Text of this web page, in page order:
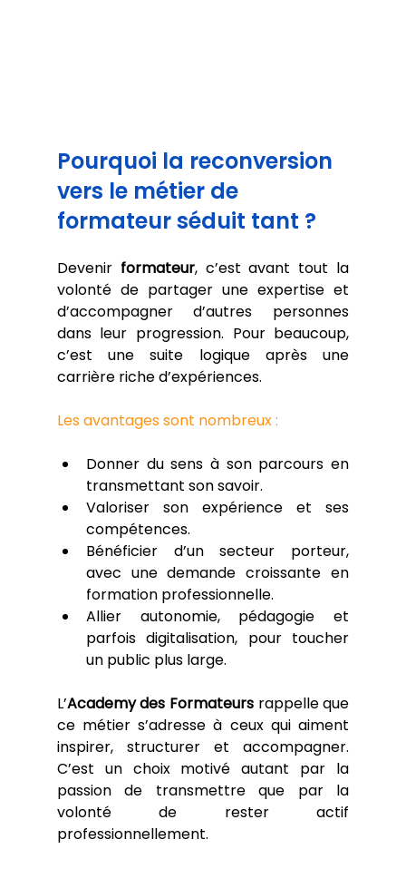
Pourquoi la reconversion
vers le métier de
formateur séduit tant ?
Devenir formateur, c’est avant tout la
volonté de partager une expertise et
d’accompagner d’autres personnes
dans leur progression. Pour beaucoup,
c’est une suite logique après une
carrière riche d’expériences.
Les avantages sont nombreux :
Donner du sens à son parcours en
transmettant son savoir.
Valoriser son expérience et ses
compétences.
Bénéficier d’un secteur porteur,
avec une demande croissante en
formation professionnelle.
Allier autonomie, pédagogie et
parfois digitalisation, pour toucher
un public plus large.
L’Academy des Formateurs rappelle que
ce métier s’adresse à ceux qui aiment
inspirer, structurer et accompagner.
C’est un choix motivé autant par la
passion de transmettre que par la
volonté de rester actif
professionnellement.